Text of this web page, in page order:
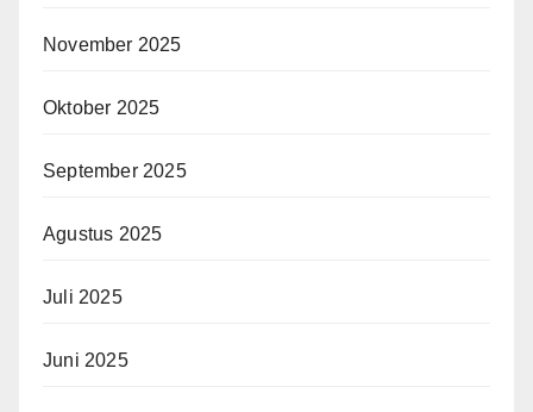
November 2025
Oktober 2025
September 2025
Agustus 2025
Juli 2025
Juni 2025